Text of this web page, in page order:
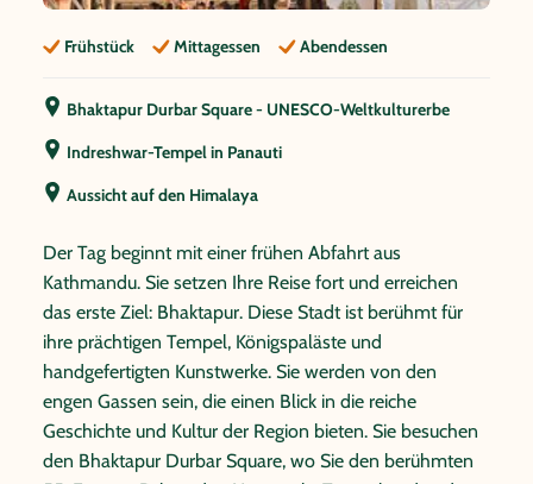
Frühstück Mittagessen Abendessen
Bhaktapur Durbar Square - UNESCO-Weltkulturerbe
Indreshwar-Tempel in Panauti
Aussicht auf den Himalaya
Der Tag beginnt mit einer frühen Abfahrt aus
Kathmandu. Sie setzen Ihre Reise fort und erreichen
das erste Ziel: Bhaktapur. Diese Stadt ist berühmt für
ihre prächtigen Tempel, Königspaläste und
handgefertigten Kunstwerke. Sie werden von den
engen Gassen sein, die einen Blick in die reiche
Geschichte und Kultur der Region bieten. Sie besuchen
den Bhaktapur Durbar Square, wo Sie den berühmten